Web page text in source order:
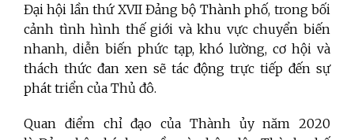
Đại hội lần thứ XVII Đảng bộ Thành phố, trong bối
cảnh tình hình thế giới và khu vực chuyển biến
nhanh, diễn biến phức tạp, khó lường, cơ hội và
thách thức đan xen sẽ tác động trực tiếp đến sự
phát triển của Thủ đô.
Quan điểm chỉ đạo của Thành ủy năm 2020